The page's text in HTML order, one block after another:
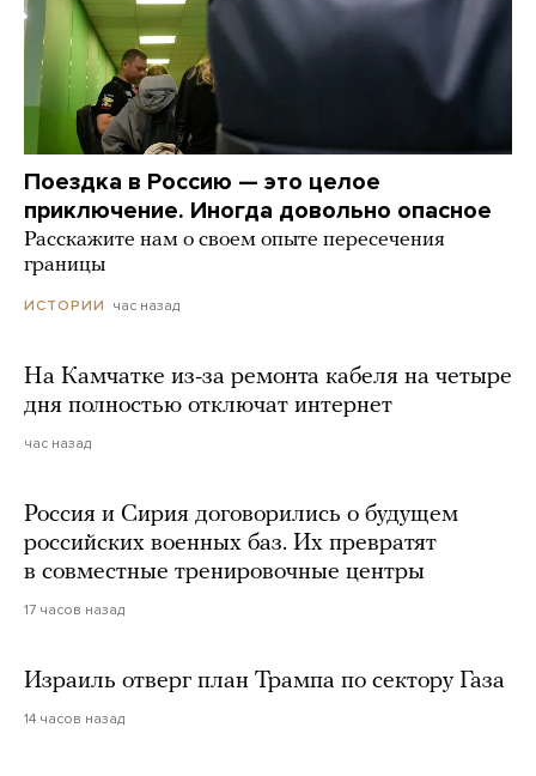
Поездка в Россию — это целое
приключение. Иногда довольно опасное
Расскажите нам о своем опыте пересечения
границы
ИСТОРИИ час назад
На Камчатке из-за ремонта кабеля на четыре
дня полностью отключат интернет
час назад
Россия и Сирия договорились о будущем
российских военных баз. Их превратят
в совместные тренировочные центры
17 часов назад
Израиль отверг план Трампа по сектору Газа
14 часов назад